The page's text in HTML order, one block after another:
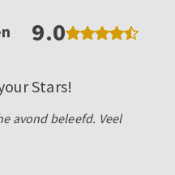
9.0
Stars!
avond beleefd. Veel